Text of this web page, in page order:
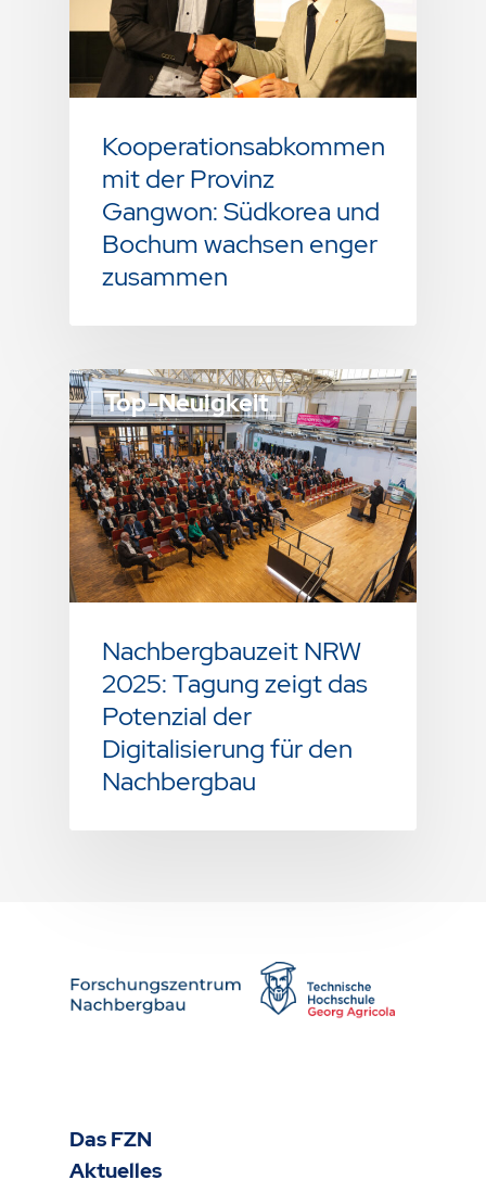
Kooperationsabkommen
mit der Provinz
Gangwon: Südkorea und
Bochum wachsen enger
zusammen
Top-Neuigkeit
Nachbergbauzeit NRW
2025: Tagung zeigt das
Potenzial der
Digitalisierung für den
Nachbergbau
Das FZN
Aktuelles